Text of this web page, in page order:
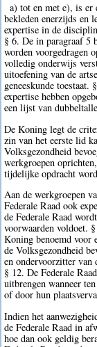
a) tot en met e), is er
bekleden enerzijds en
expertise in de
§ 6. De in paragraaf 5
worden voorgedragen
volledig onderwijs
uitoefening van de
geneeskunde toestaat.
expertise hebben
een lijst van
De Koning legt de
zin van het eerste lid
Volksgezondheid
werkgroepen
tijdelijke opdracht
Aan de werkgroepen
Federale Raad ook
de Federale Raad
voorwaarden voldoet.
Koning benoemd voor
de Volksgezondheid
en ondervoorzitter van
§ 12. De Federale
uitbrengen wanneer
of door hun
Indien het
de Federale Raad in
hoe dan ook geldig